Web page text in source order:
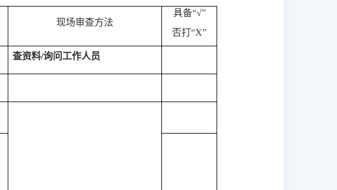
现场审查方法
具备“√”
否打“X”
查资料/询问工作人员